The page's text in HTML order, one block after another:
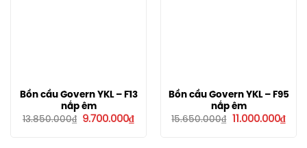
Bồn cầu Govern YKL – F13
nắp êm
13.850.000₫
Giá
9.700.000₫Giá
hiện
Bồn cầu Govern YKL – F95
nắp êm
15.650.000₫
Giá
11.000.000₫Giá
hiện